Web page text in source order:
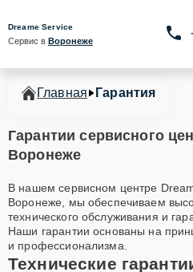
Dreame Service
Сервис в Воронеже
Главная Гарантия
Гарантии сервисного
Воронеже
В нашем сервисном центре
Воронеже, мы обеспечиваем
технического обслуживания и
Наши гарантии основаны на
и профессионализма.
Технические